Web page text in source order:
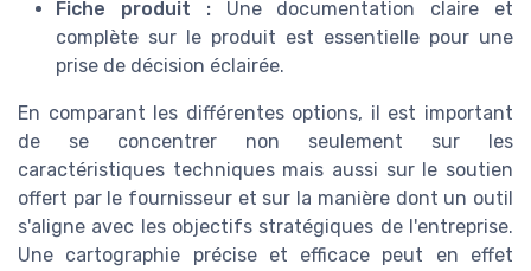
Fiche produit :Une documentation claire et
complète sur le produit est essentielle pour une
prise de décision éclairée.
En comparant les différentes options, il est important
de se concentrer non seulement sur les
caractéristiques techniques mais aussi sur le soutien
offert par le fournisseur et sur la manière dont un outil
s'aligne avec les objectifs stratégiques de l'entreprise.
Une cartographie précise et efficace peut en effet